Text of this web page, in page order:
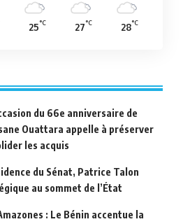
25°C 27°C 28°C
du 66e anniversaire de
Ouattara appelle à préserver
les acquis
du Sénat, Patrice Talon
au sommet de l’État
: Le Bénin accentue la